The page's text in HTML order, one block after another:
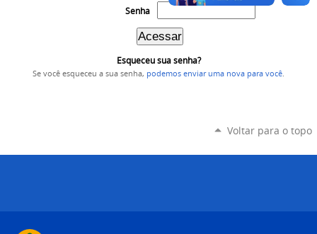
Senha
Esqueceu sua senha?
Se você esqueceu a sua senha, podemos enviar uma nova para você
Voltar para o topo